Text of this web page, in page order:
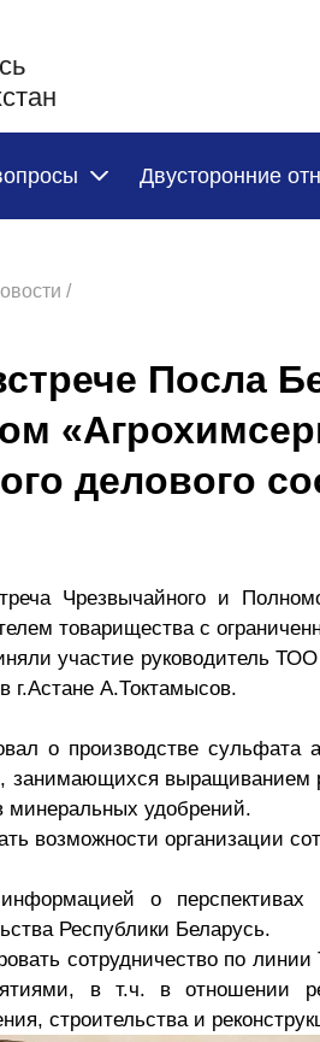
Двусторонние
/
Посла
делового
Чрезвычайного и
товарищества с
участие руководитель
А.Токтамысов.
о производстве сульфата
занимающихся
минеральных удобрений.
возможности организации
о перспективах
Республики Беларусь.
сотрудничество по
в т.ч. в отношении
строительства и